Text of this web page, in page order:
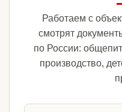
Работаем с
смотрят
по России:
производство,